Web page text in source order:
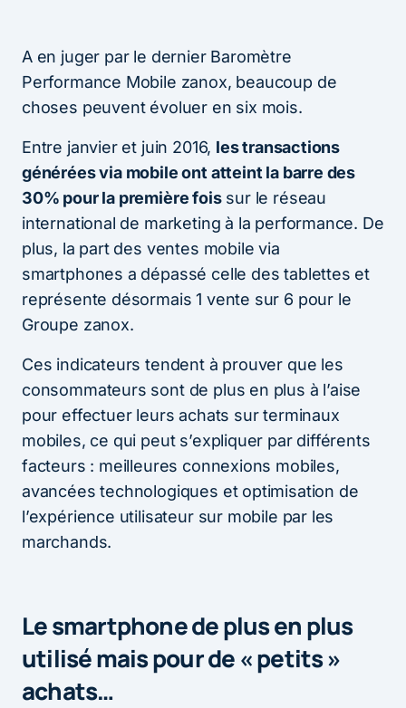
A en juger par le dernier Baromètre
Performance Mobile zanox, beaucoup de
choses peuvent évoluer en six mois.
Entre janvier et juin 2016, les transactions
générées via mobile ont atteint la barre des
30% pour la première foissur le réseau
international de marketing à la performance. De
plus, la part des ventes mobile via
smartphones a dépassé celle des tablettes et
représente désormais 1 vente sur 6 pour le
Groupe zanox.
Ces indicateurs tendent à prouver que les
consommateurs sont de plus en plus à l’aise
pour effectuer leurs achats sur terminaux
mobiles, ce qui peut s’expliquer par différents
facteurs : meilleures connexions mobiles,
avancées technologiques et optimisation de
l’expérience utilisateur sur mobile par les
marchands.
Le smartphone de plus en plus
utilisé mais pour de « petits »
achats…